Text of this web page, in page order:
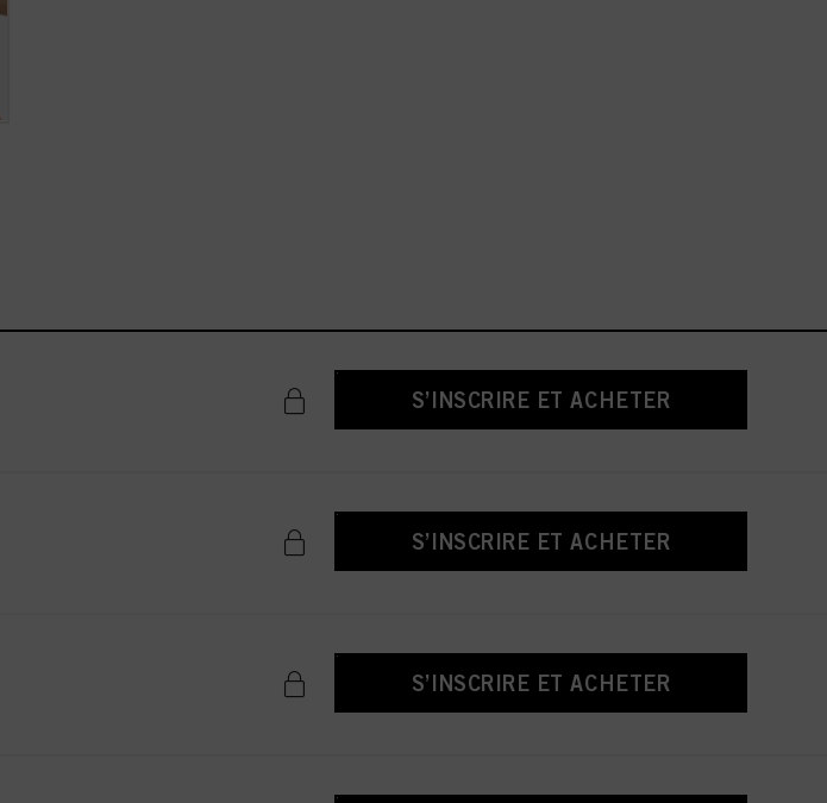
S’INSCRIRE ET ACHETER
S’INSCRIRE ET ACHETER
S’INSCRIRE ET ACHETER